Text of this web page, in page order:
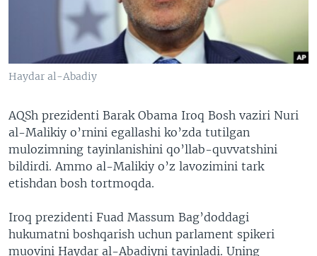
XABARLAR SURATLARDA
ODNOKLASSNIKI
TWITTER
Haydar al-Abadiy
AQSh prezidenti Barak Obama Iroq Bosh vaziri Nuri
al-Malikiy o’rnini egallashi ko’zda tutilgan
mulozimning tayinlanishini qo’llab-quvvatshini
bildirdi. Ammo al-Malikiy o’z lavozimini tark
etishdan bosh tortmoqda.
Iroq prezidenti Fuad Massum Bag’doddagi
hukumatni boshqarish uchun parlament spikeri
muovini Haydar al-Abadiyni tayinladi. Uning